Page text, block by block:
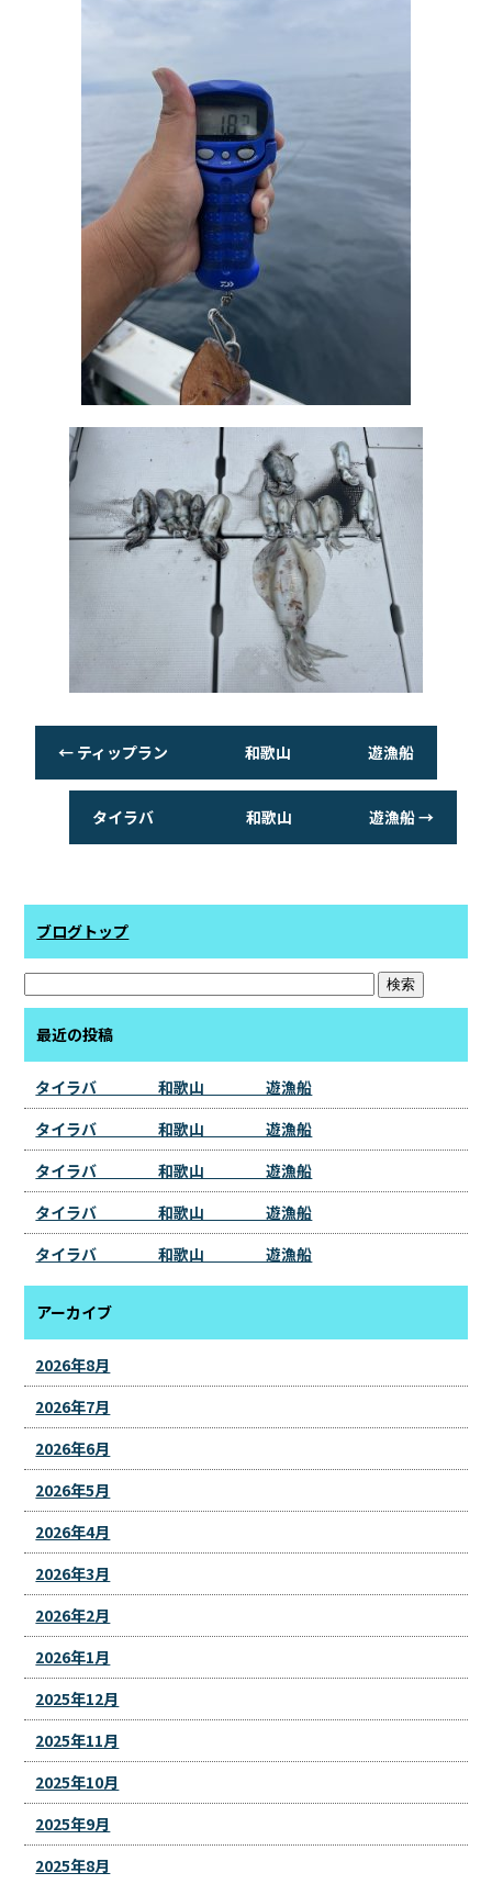
← ティップラン 和歌山 遊漁船
タイラバ 和歌山 遊漁船→
ブログトップ
最近の投稿
タイラバ 和歌山 遊漁船
タイラバ 和歌山 遊漁船
タイラバ 和歌山 遊漁船
タイラバ 和歌山 遊漁船
タイラバ 和歌山 遊漁船
アーカイブ
2026年8月
2026年7月
2026年6月
2026年5月
2026年4月
2026年3月
2026年2月
2026年1月
2025年12月
2025年11月
2025年10月
2025年9月
2025年8月